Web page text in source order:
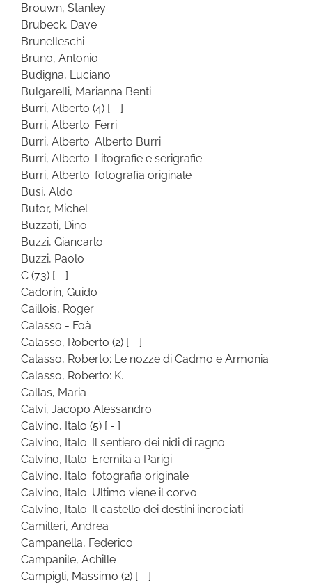
Brouwn, Stanley
Brubeck, Dave
Brunelleschi
Bruno, Antonio
Budigna, Luciano
Bulgarelli, Marianna Benti
Burri, Alberto (4) [ - ]
Burri, Alberto: Ferri
Burri, Alberto: Alberto Burri
Burri, Alberto: Litografie e serigrafie
Burri, Alberto: fotografia originale
Busi, Aldo
Butor, Michel
Buzzati, Dino
Buzzi, Giancarlo
Buzzi, Paolo
C (73) [ - ]
Cadorin, Guido
Caillois, Roger
Calasso - Foà
Calasso, Roberto (2) [ - ]
Calasso, Roberto: Le nozze di Cadmo e Armonia
Calasso, Roberto: K.
Callas, Maria
Calvi, Jacopo Alessandro
Calvino, Italo (5) [ - ]
Calvino, Italo: Il sentiero dei nidi di ragno
Calvino, Italo: Eremita a Parigi
Calvino, Italo: fotografia originale
Calvino, Italo: Ultimo viene il corvo
Calvino, Italo: Il castello dei destini incrociati
Camilleri, Andrea
Campanella, Federico
Campanile, Achille
Campigli, Massimo (2) [ - ]